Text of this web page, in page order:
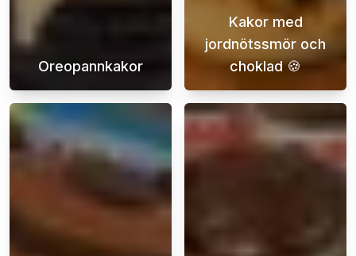
Oreopannkakor
Väck ditt smaksinne och låt oss föra in
Kakor med
jordnötssmör och
choklad 🍪
Den här